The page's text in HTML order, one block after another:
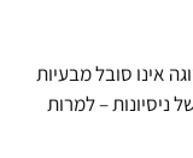
אינו סובל מבעיות
ניסיונות – למרות